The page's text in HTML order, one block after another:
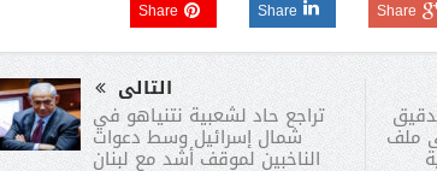
Share
Share
Share
ملف
التالى
تراجع حاد لشعبية نتنياهو في
شمال إسرائيل وسط دعوات
الناخبين لموقف أشد مع لبنان